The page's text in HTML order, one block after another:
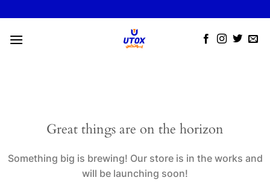
to
content
Great things are on the horizon
Something big is brewing! Our store is in the works and
will be launching soon!